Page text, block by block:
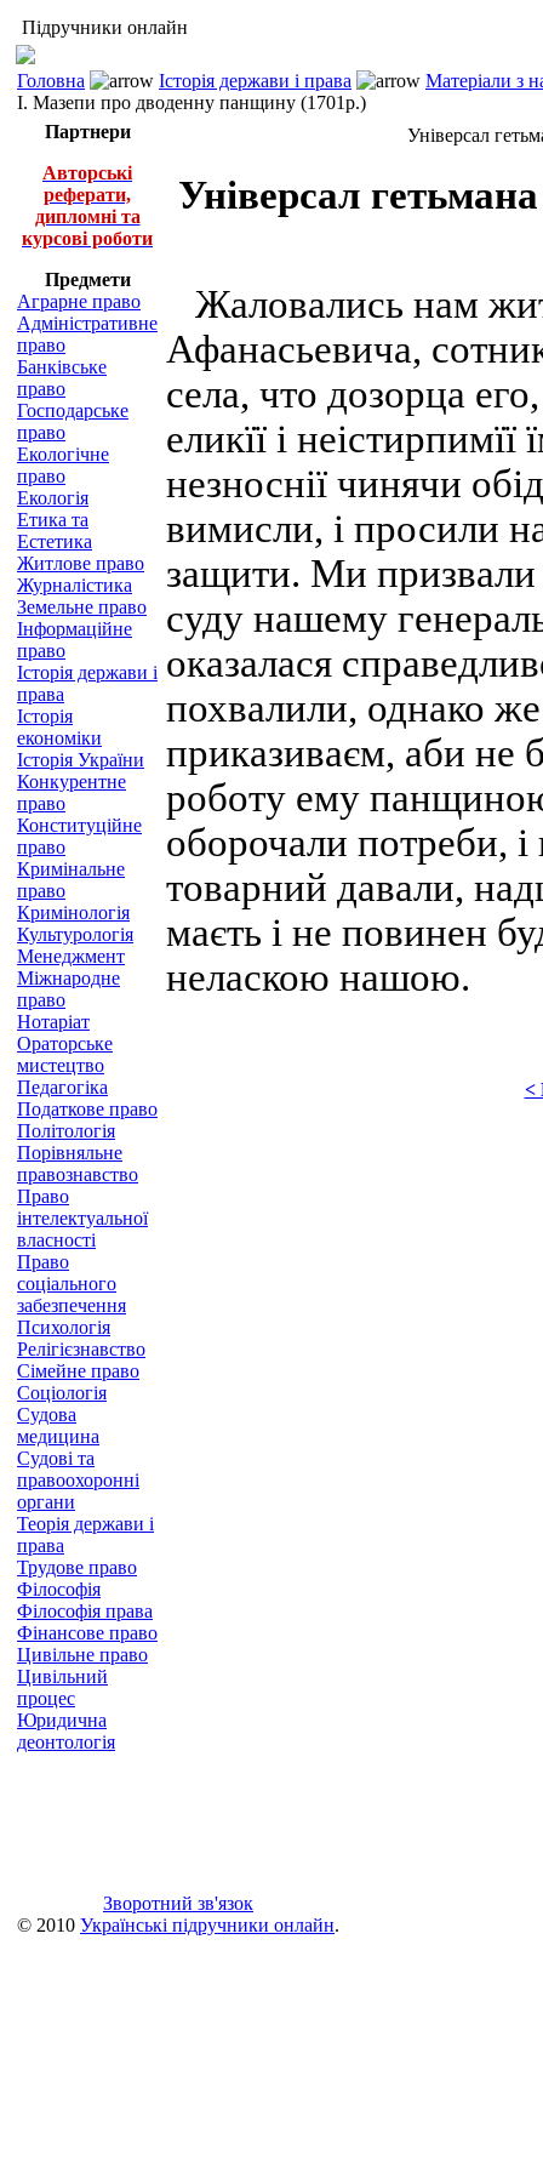
Підручники онлайн
Головна Історія держави і права
Матеріали з
І. Мазепи про дводенну панщину (1701р.)
Партнери
Авторські
реферати,
дипломні та
курсові роботи
Предмети
Аграрне право
Адміністративне
право
Банківське
право
Господарське
право
Екологічне
право
Екологія
Етика та
Естетика
Житлове право
Журналістика
Земельне право
Інформаційне
право
Історія держави і
права
Історія
економіки
Історія України
Конкурентне
право
Конституційне
право
Кримінальне
право
Кримінологія
Культурологія
Менеджмент
Міжнародне
право
Нотаріат
Ораторське
мистецтво
Педагогіка
Податкове право
Політологія
Порівняльне
правознавство
Право
інтелектуальної
власності
Право
соціального
забезпечення
Психологія
Релігієзнавство
Сімейне право
Соціологія
Судова
медицина
Судові та
правоохоронні
органи
Теорія держави і
права
Трудове право
Філософія
Філософія права
Фінансове право
Цивільне право
Цивільний
процес
Юридична
деонтологія
Універсал
Універсал
Жаловались нам
Афанасьевича,
села, что дозорца
еликїї і
незноснії чинячи
вимисли, і просили
защити. Ми призвали
суду нашему
оказалася
похвалили, однако
приказиваєм, аби не
роботу ему панщиною
оборочали потреби,
товарний давали,
маєть і не повинен
неласкою нашою.
<
Зворотний зв'язок
© 2010 Українські підручники онлайн.